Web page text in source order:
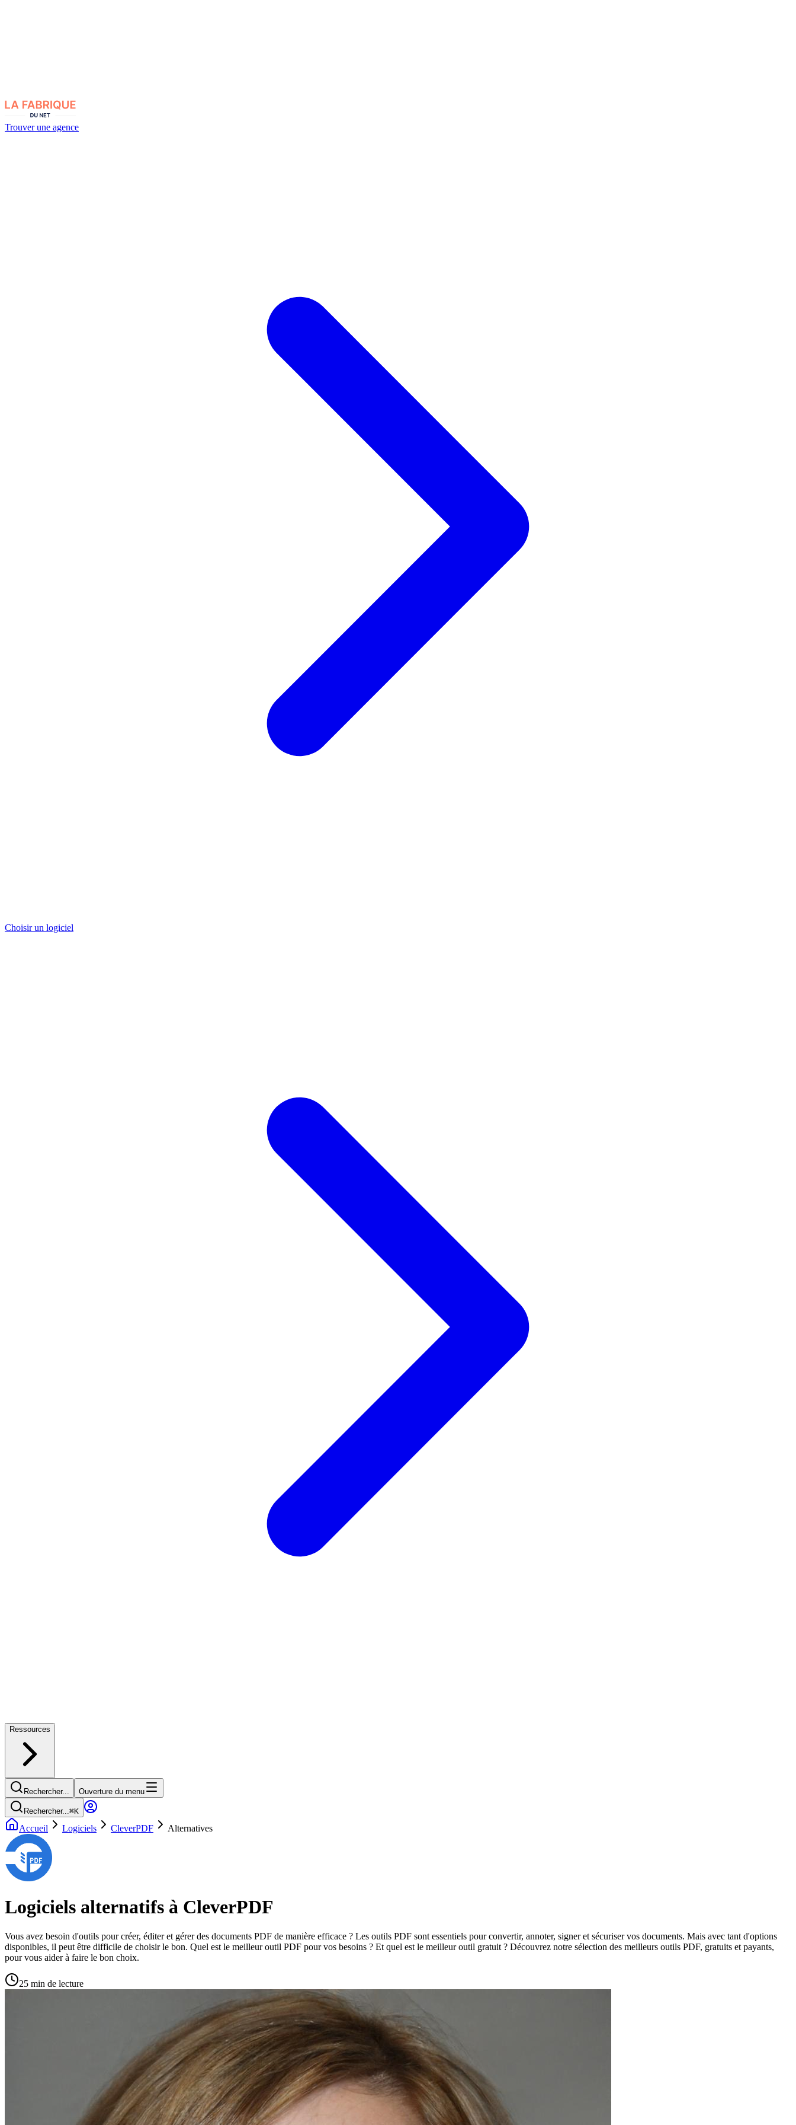
Trouver une agence
Choisir un logiciel
Ressources
Rechercher... Ouverture du menu
Rechercher...⌘K
Accueil Logiciels CleverPDF Alternatives
Logiciels alternatifs à CleverPDF
Vous avez besoin d'outils pour créer, éditer et gérer des documents PDF de manière efficace ? Les outils PDF sont essentiels pour convertir, annoter, signer et sécuriser vos documents. Mais avec tant d'options
disponibles, il peut être difficile de choisir le bon. Quel est le meilleur outil PDF pour vos besoins ? Et quel est le meilleur outil gratuit ? Découvrez notre sélection des meilleurs outils PDF, gratuits et payants,
pour vous aider à faire le bon choix.
25 min de lecture